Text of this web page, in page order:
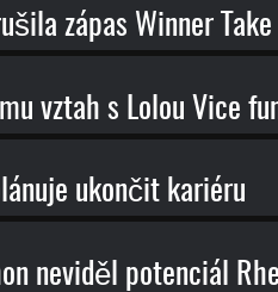
zápas Winner
vztah s Lolou Vice
ukončit kariéru
neviděl potenciál